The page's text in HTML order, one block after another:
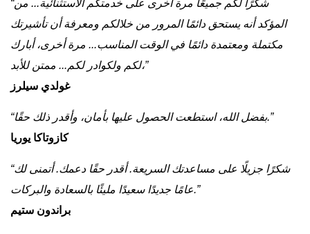
“شكرًا لكم جميعًا مرة أخرى على خدمتكم الاستثنائية... من
المؤكد أنه يستحق دائمًا المرور من خلالكم ومعرفة أن تأشيرتك
مكتملة ومعتمدة دائمًا في الوقت المناسب... مرة أخرى، أبارك
لكم ولكوادر لكم... ممتن للأبد،”
غولدي سيلرز
“بفضل الله، استطعت الحصول عليها بأمان، وأقدر ذلك حقًا.”
كازوتاكا يوريا
“شكرًا جزيلًا على مساعدتك السريعة. أقدر حقًا دعمك. أتمنى لك
عامًا جديدًا سعيدًا مليئًا بالسعادة والبركات.”
براندون ستيم